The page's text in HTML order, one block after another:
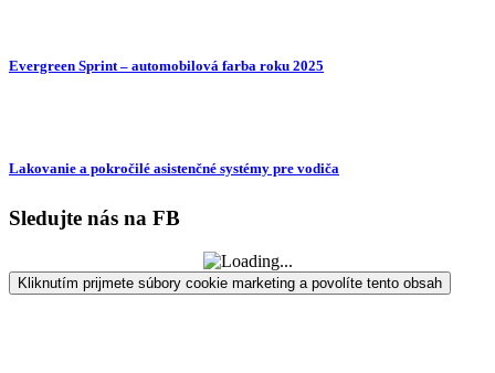
Evergreen Sprint – automobilová farba roku 2025
Lakovanie a pokročilé asistenčné systémy pre vodiča
Sledujte nás na FB
Kliknutím prijmete súbory cookie marketing a povolíte tento obsah